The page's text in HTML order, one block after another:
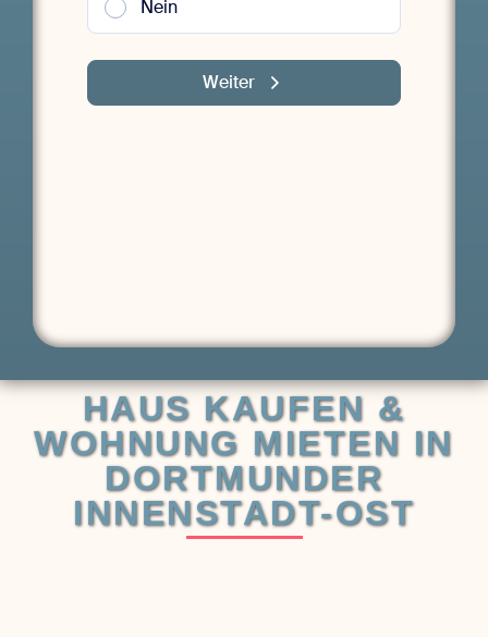
HAUS KAUFEN &
WOHNUNG MIETEN IN
DORTMUNDER
INNENSTADT-OST